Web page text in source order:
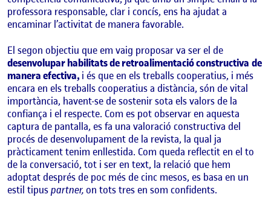
professora responsable, clar i concís, ens ha ajudat a
encaminar l’activitat de manera favorable.
El segon objectiu que em vaig proposar va ser el de
desenvolupar habilitats de retroalimentació constructiva de
manera efectiva, i és que en els treballs cooperatius, i més
encara en els treballs cooperatius a distància, són de vital
importància, havent-se de sostenir sota els valors de la
confiança i el respecte. Com es pot observar en aquesta
captura de pantalla, es fa una valoració constructiva del
procés de desenvolupament de la revista, la qual ja
pràcticament tenim enllestida. Com queda reflectit en el to
de la conversació, tot i ser en text, la relació que hem
adoptat després de poc més de cinc mesos, es basa en un
estil tipuspartner,on tots tres en som confidents.